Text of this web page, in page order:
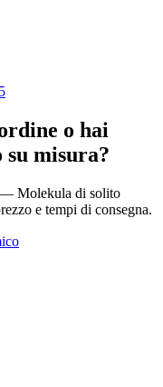
o hai
su misura?
— Molekula di solito
e tempi di consegna.